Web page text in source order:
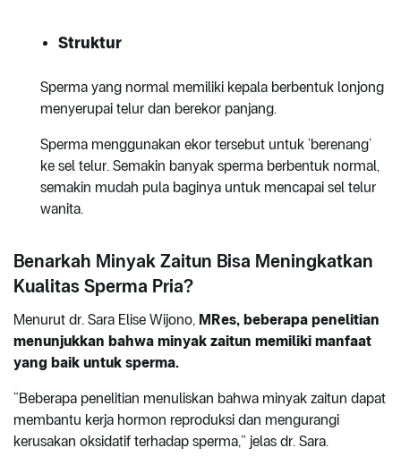
Struktur
Sperma yang normal memiliki kepala berbentuk lonjong
menyerupai telur dan berekor panjang.
Sperma menggunakan ekor tersebut untuk ‘berenang’
ke sel telur. Semakin banyak sperma berbentuk normal,
semakin mudah pula baginya untuk mencapai sel telur
wanita.
Benarkah Minyak Zaitun Bisa Meningkatkan
Kualitas Sperma Pria?
Menurut dr. Sara Elise Wijono, MRes, beberapa penelitian
menunjukkan bahwa minyak zaitun memiliki manfaat
yang baik untuk sperma.
“Beberapa penelitian menuliskan bahwa minyak zaitun dapat
membantu kerja hormon reproduksi dan mengurangi
kerusakan oksidatif terhadap sperma,” jelas dr. Sara.